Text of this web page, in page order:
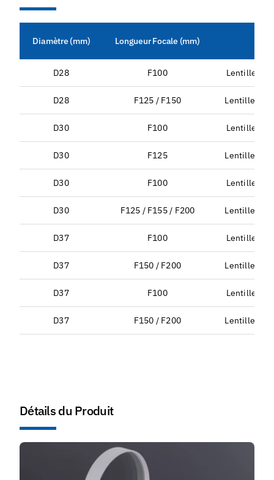
Diamètre (mm) Longueur Focale (mm)
D28 F100 Lentille de
D28 F125 / F150 Lentille de
D30 F100 Lentille de
D30 F125 Lentille de
D30 F100 Lentille de
D30 F125 / F155 / F200 Lentille de
D37 F100 Lentille de
D37 F150 / F200 Lentille de
D37 F100 Lentille de
D37 F150 / F200 Lentille de
Détails du Produit